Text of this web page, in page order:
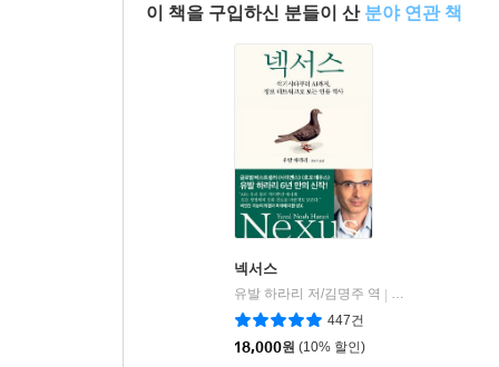
이 책을 구입하신 분들이 산 분야 연관 책
넥서스
유발 하라리 저/김명주 역 |
447건
18,000원 (10% 할인)